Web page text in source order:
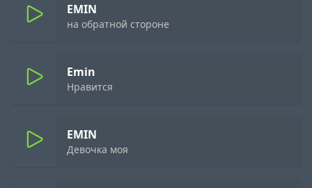
EMIN
на обратной стороне
Emin
Нравится
EMIN
Девочка моя